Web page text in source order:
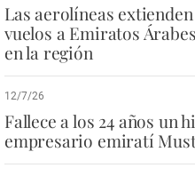
Las aerolíneas
vuelos a Emiratos
en la región
12/7/26
Fallece a los 24 años un
empresario emiratí